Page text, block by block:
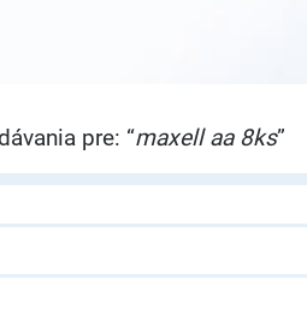
pre: “maxell aa 8ks”